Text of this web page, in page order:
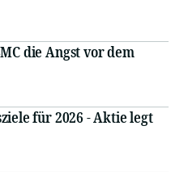
die Angst vor dem
für 2026 - Aktie legt